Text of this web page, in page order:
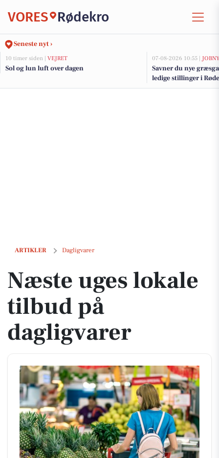
VORES Rødekro
Seneste nyt ›
10 timer siden | VEJRET
Sol og lun luft over dagen
07-08-2026 10:55 |
Savner du nye
ledige stillinger i
ARTIKLER Dagligvarer
Næste uges lokale tilbud på dagligvarer
Næste uges lokale
tilbud på
dagligvarer